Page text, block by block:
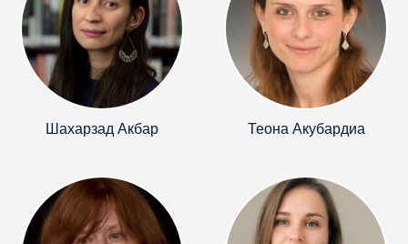
Шахарзад Акбар Теона Акубардиа